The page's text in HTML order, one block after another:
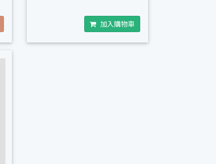
加入購物車